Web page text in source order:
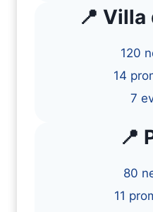
📍 Villa
120
14
7
📍
80
11